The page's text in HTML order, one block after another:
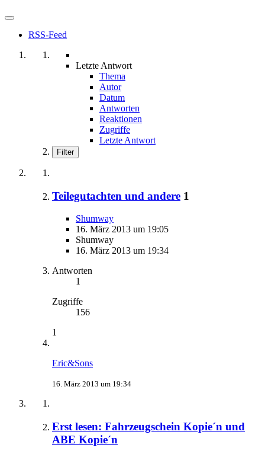
RSS-Feed
Letzte Antwort
Thema
Autor
Datum
Antworten
Reaktionen
Zugriffe
Letzte Antwort
Filter
Teilegutachten und andere 1
Shumway
16. März 2013 um 19:05
Shumway
16. März 2013 um 19:34
Antworten
1
Zugriffe
156
1
Eric&Sons
16. März 2013 um 19:34
Erst lesen: Fahrzeugschein Kopie´n und
ABE Kopie´n